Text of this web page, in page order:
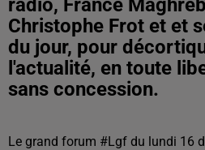
radio, France
Christophe Frot et et
du jour, pour
l'actualité, en toute
sans concession.
Le grand forum #Lgf du lundi 16